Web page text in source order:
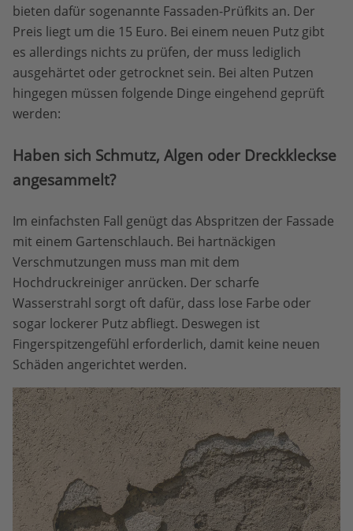
bieten dafür sogenannte Fassaden-Prüfkits an. Der
Preis liegt um die 15 Euro. Bei einem neuen Putz gibt
es allerdings nichts zu prüfen, der muss lediglich
ausgehärtet oder getrocknet sein. Bei alten Putzen
hingegen müssen folgende Dinge eingehend geprüft
werden:
Haben sich Schmutz, Algen oder Dreckkleckse
angesammelt?
Im einfachsten Fall genügt das Abspritzen der Fassade
mit einem Gartenschlauch. Bei hartnäckigen
Verschmutzungen muss man mit dem
Hochdruckreiniger anrücken. Der scharfe
Wasserstrahl sorgt oft dafür, dass lose Farbe oder
sogar lockerer Putz abfliegt. Deswegen ist
Fingerspitzengefühl erforderlich, damit keine neuen
Schäden angerichtet werden.